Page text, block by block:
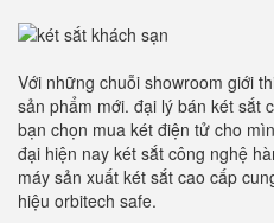
Với những chuỗi showroom giới
sản phẩm mới. đại lý bán két sắt
bạn chọn mua két điện tử cho
đại hiện nay két sắt công nghệ
máy sản xuất két sắt cao cấp
hiệu orbitech safe.